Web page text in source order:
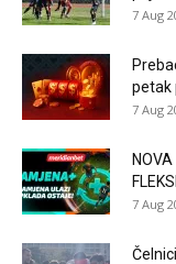
7 Aug
petak
7 Aug
7 Aug